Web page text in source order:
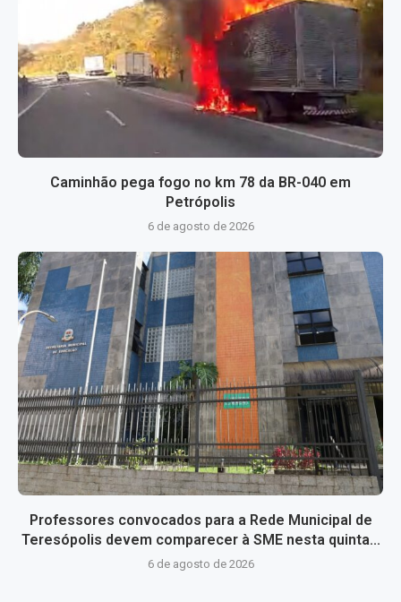
Caminhão pega fogo no km 78 da BR-040 em
Petrópolis
6 de agosto de 2026
Professores convocados para a Rede Municipal de
Teresópolis devem comparecer à SME nesta quinta...
6 de agosto de 2026